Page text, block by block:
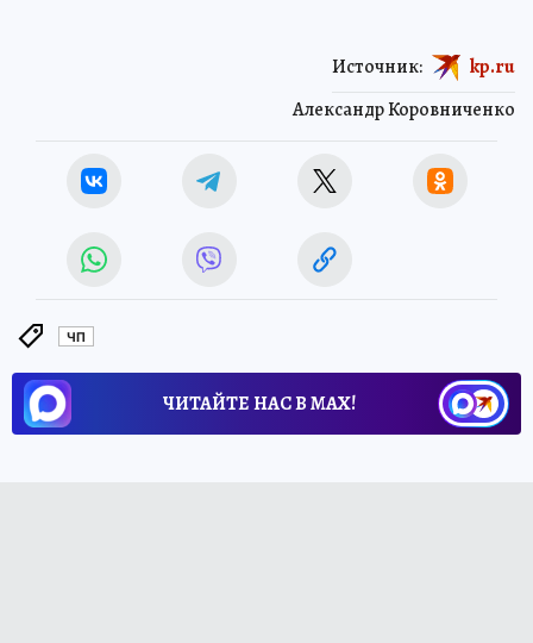
Александр Коровниченко
Источник: kp.ru
ЧП
ЧИТАЙТЕ НАС В МАХ!